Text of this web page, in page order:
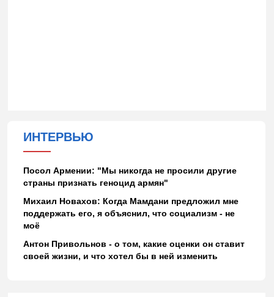
ИНТЕРВЬЮ
Посол Армении: "Мы никогда не просили другие
страны признать геноцид армян"
Михаил Новахов: Когда Мамдани предложил мне
поддержать его, я объяснил, что социализм - не
моё
Антон Привольнов - о том, какие оценки он ставит
своей жизни, и что хотел бы в ней изменить